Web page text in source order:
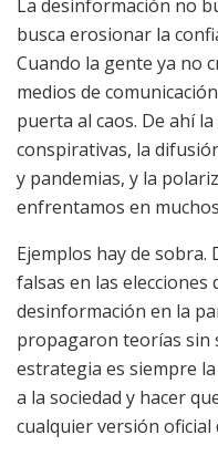
La desinformación no
busca erosionar la
Cuando la gente ya no
medios de
puerta al caos. De ahí
conspirativas, la
y pandemias, y la
enfrentamos en
Ejemplos hay de sobra.
falsas en las elecciones
desinformación en la
propagaron teorías sin
estrategia es siempre
a la sociedad y hacer
cualquier versión oficial